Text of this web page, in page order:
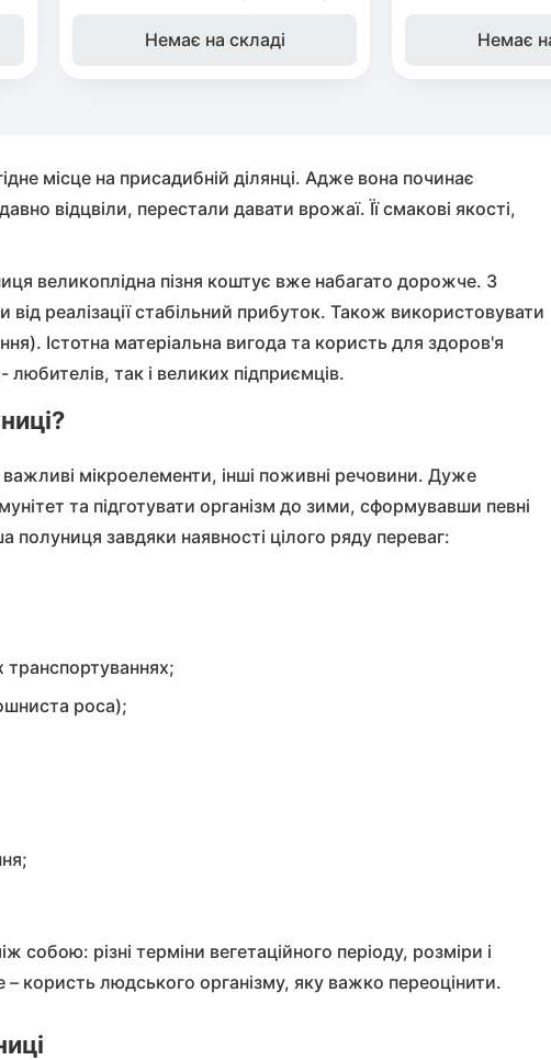
(Жерновець)
Піраканта
Немає на складі Немає
місце на присадибній ділянці. Адже вона починає
відцвіли, перестали давати врожаї. Її смакові якості,
великоплідна пізня коштує вже набагато дорожче. З
реалізації стабільний прибуток. Також використовувати
Істотна матеріальна вигода та користь для здоров'я
любителів, так і великих підприємців.
важливі мікроелементи, інші поживні речовини. Дуже
та підготувати організм до зими, сформувавши певні
полуниця завдяки наявності цілого ряду переваг:
транспортуваннях;
роса);
собою: різні терміни вегетаційного періоду, розміри і
користь людського організму, яку важко переоцінити.